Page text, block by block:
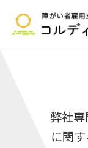
弊社
に関